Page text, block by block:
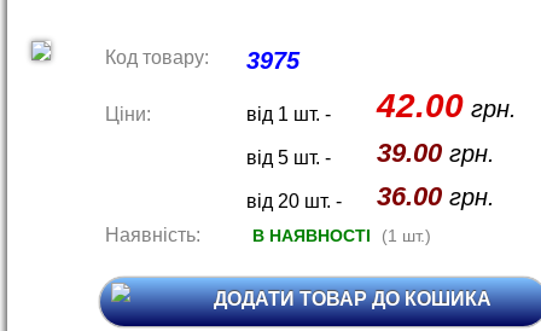
Код товару: 3975
Ціни: від 1 шт. - 42.00грн.
від 5 шт. - 39.00грн.
від 20 шт. - 36.00грн.
Наявність: В НАЯВНОСТІ (1 шт.)
ДОДАТИ ТОВАР ДО КОШИКА